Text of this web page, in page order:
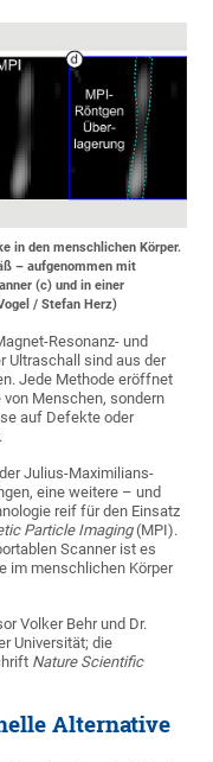
in den menschlichen Körper.
– aufgenommen mit
(c) und in einer
/ Stefan Herz)
Resonanz- und
Ultraschall sind aus der
Jede Methode eröffnet
Menschen, sondern
auf Defekte oder
Julius-Maximilians-
eine weitere – und
reif für den Einsatz
Particle Imaging(MPI).
Scanner ist es
im menschlichen Körper
Volker Behr und Dr.
Universität; die
Nature Scientific
Alternative